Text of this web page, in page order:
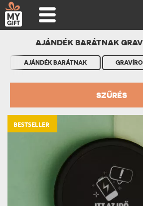
AJÁNDÉK BARÁTNAK
AJÁNDÉK BARÁTNAK
SZŰRÉS
BESTSELLER